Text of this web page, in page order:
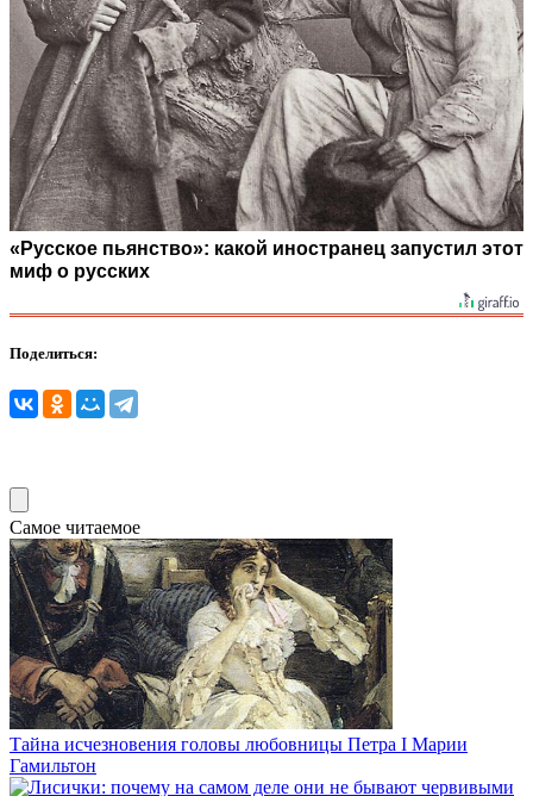
«Русское пьянство»: какой иностранец запустил этот
миф о русских
Поделиться:
Самое читаемое
Тайна исчезновения головы любовницы Петра I Марии
Гамильтон